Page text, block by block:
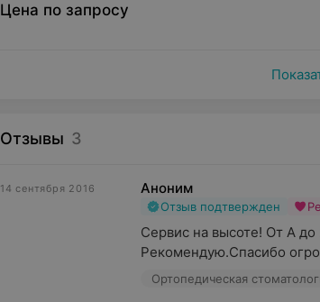
Цена по запросу
Отзывы 3
14 сентября 2016 Аноним
Отзыв подтвержден
Сервис на высоте! От А
Рекомендую.Спасибо
Ортопедическая